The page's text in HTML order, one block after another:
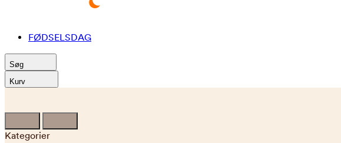
FØDSELSDAG
Søg
Kurv
Kategorier